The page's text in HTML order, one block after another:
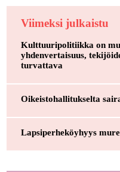
Viimeksi julkaistu
Kulttuuripolitiikka on
yhdenvertaisuus,
turvattava
Oikeistohallitukselta
Lapsiperheköyhyys